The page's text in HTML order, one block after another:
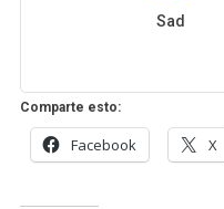
Sad
Comparte esto:
Facebook X